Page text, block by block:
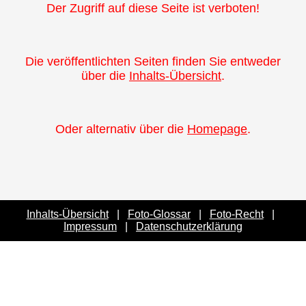
Der Zugriff auf diese Seite ist verboten!
Die veröffentlichten Seiten finden Sie entweder
über die Inhalts-Übersicht.
Oder alternativ über die Homepage.
Inhalts-Übersicht| Foto-Glossar| Foto-Recht|
Impressum
Datenschutzerklärung